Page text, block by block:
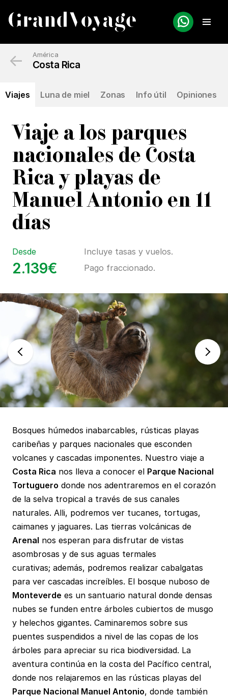
América
Costa Rica
Viajes Luna de miel Zonas Info útil Opiniones
←
Viaje a los parques
nacionales de Costa
Rica y playas de
Manuel Antonio en 11
días
Desde
2.139€
Incluye tasas y vuelos.
Pago fraccionado.
Bosques húmedos inabarcables, rústicas playas
caribeñas y parques nacionales que esconden
volcanes y cascadas imponentes. Nuestro viaje a
Costa Rica nos lleva a conocer el Parque Nacional
Tortuguero donde nos adentraremos en el corazón
de la selva tropical a través de sus canales
naturales. Alli, podremos ver tucanes, tortugas,
caimanes y jaguares. Las tierras volcánicas de
Arenal nos esperan para disfrutar de vistas
asombrosas y de sus aguas termales
curativas; además, podremos realizar cabalgatas
para ver cascadas increíbles. El bosque nuboso de
Monteverde es un santuario natural donde densas
nubes se funden entre árboles cubiertos de musgo
y helechos gigantes. Caminaremos sobre sus
puentes suspendidos a nivel de las copas de los
árboles para apreciar su rica biodiversidad. La
aventura continúa en la costa del Pacífico central,
donde nos relajaremos en las rústicas playas del
Parque Nacional Manuel Antonio, donde también